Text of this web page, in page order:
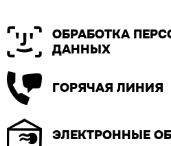
ОБРАБОТКА
ДАННЫХ
ГОРЯЧАЯ ЛИНИЯ
ЭЛЕКТРОННЫЕ